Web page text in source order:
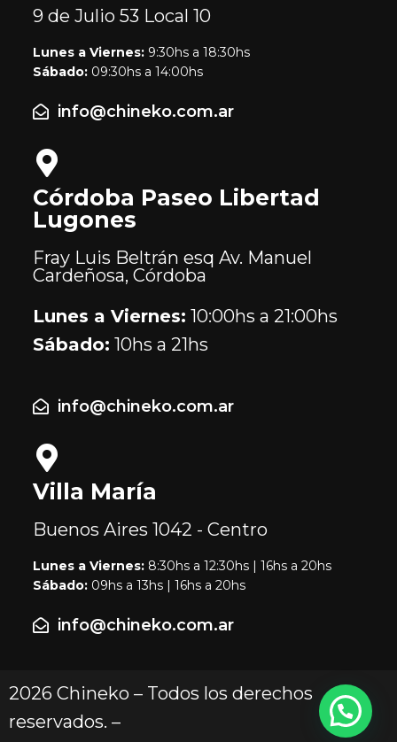
9 de Julio 53 Local 10
Lunes a Viernes: 9:30hs a 18:30hs
Sábado: 09:30hs a 14:00hs
info@chineko.com.ar
Córdoba Paseo Libertad
Lugones
Fray Luis Beltrán esq Av. Manuel
Cardeñosa, Córdoba
Lunes a Viernes: 10:00hs a 21:00hs
Sábado: 10hs a 21hs
info@chineko.com.ar
Villa María
Buenos Aires1042 - Centro
Lunes a Viernes: 8:30hs a 12:30hs | 16hs a 20hs
Sábado: 09hs a 13hs | 16hs a 20hs
info@chineko.com.ar
2026 Chineko – Todos los derechos
reservados. –